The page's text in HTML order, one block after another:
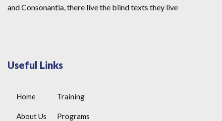
and Consonantia, there live the blind texts they live
Useful Links
Home
About Us
Training
Programs